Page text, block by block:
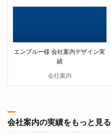
エンブルー様 会社案内デザイン実
績
会社案内
会社案内の実績をもっと見る